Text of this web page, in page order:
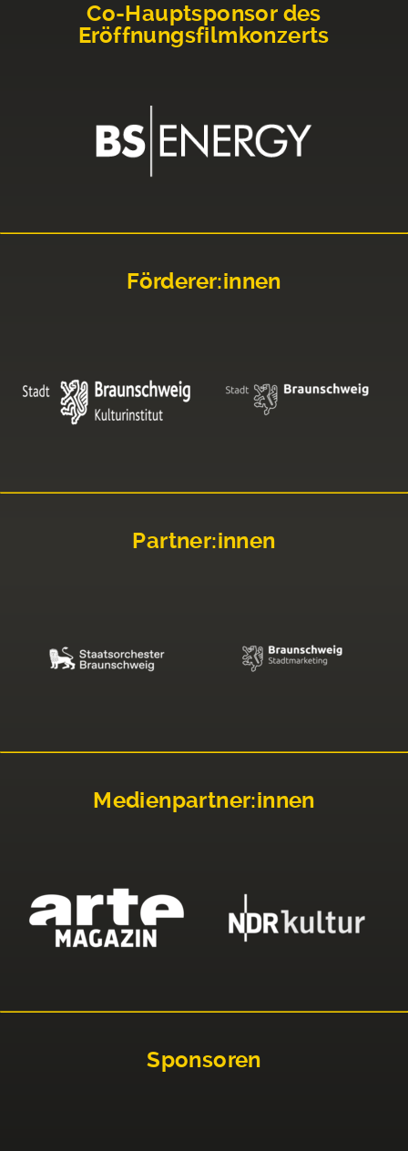
Co-Hauptsponsor des
Eröffnungsfilmkonzerts
Förderer:innen
Partner:innen
Medienpartner:innen
Sponsoren